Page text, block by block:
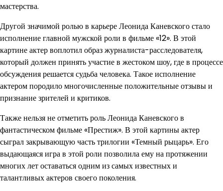
мастерства.
Другой значимой ролью в карьере Леонида Каневского стало
исполнение главной мужской роли в фильме «12». В этой
картине актер воплотил образ журналиста-расследователя,
который должен принять участие в жестоком шоу, где в процессе
обсуждения решается судьба человека. Такое исполнение
актером породило многочисленные положительные отзывы и
признание зрителей и критиков.
Также нельзя не отметить роль Леонида Каневского в
фантастическом фильме «Престиж». В этой картины актер
сыграл закрывающую часть трилогии «Темный рыцарь». Его
выдающаяся игра в этой роли позволила ему на протяжении
многих лет оставаться одним из самых известных и
талантливых актеров своего поколения.